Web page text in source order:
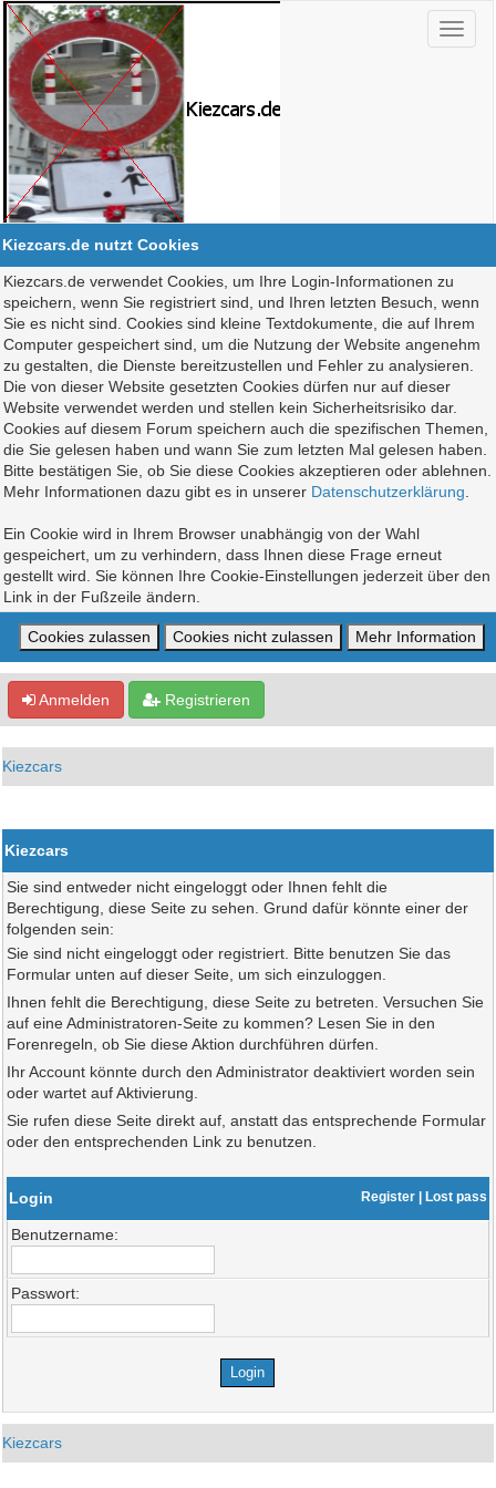
Kiezcars.de nutzt Cookies
Kiezcars.de verwendet Cookies, um Ihre Login-Informationen zu
speichern, wenn Sie registriert sind, und Ihren letzten Besuch, wenn
Sie es nicht sind. Cookies sind kleine Textdokumente, die auf Ihrem
Computer gespeichert sind, um die Nutzung der Website angenehm
zu gestalten, die Dienste bereitzustellen und Fehler zu analysieren.
Die von dieser Website gesetzten Cookies dürfen nur auf dieser
Website verwendet werden und stellen kein Sicherheitsrisiko dar.
Cookies auf diesem Forum speichern auch die spezifischen Themen,
die Sie gelesen haben und wann Sie zum letzten Mal gelesen haben.
Bitte bestätigen Sie, ob Sie diese Cookies akzeptieren oder ablehnen.
Mehr Informationen dazu gibt es in unserer Datenschutzerklärung
Ein Cookie wird in Ihrem Browser unabhängig von der Wahl
gespeichert, um zu verhindern, dass Ihnen diese Frage erneut
gestellt wird. Sie können Ihre Cookie-Einstellungen jederzeit über den
Link in der Fußzeile ändern.
Anmelden Registrieren
Kiezcars
Kiezcars
Sie sind entweder nicht eingeloggt oder Ihnen fehlt die
Berechtigung, diese Seite zu sehen. Grund dafür könnte einer der
folgenden sein:
Sie sind nicht eingeloggt oder registriert. Bitte benutzen Sie das
Formular unten auf dieser Seite, um sich einzuloggen.
Ihnen fehlt die Berechtigung, diese Seite zu betreten. Versuchen Sie
auf eine Administratoren-Seite zu kommen? Lesen Sie in den
Forenregeln, ob Sie diese Aktion durchführen dürfen.
Ihr Account könnte durch den Administrator deaktiviert worden sein
oder wartet auf Aktivierung.
Sie rufen diese Seite direkt auf, anstatt das entsprechende Formular
oder den entsprechenden Link zu benutzen.
Login Register| Lost pass
Benutzername:
Passwort:
Kiezcars